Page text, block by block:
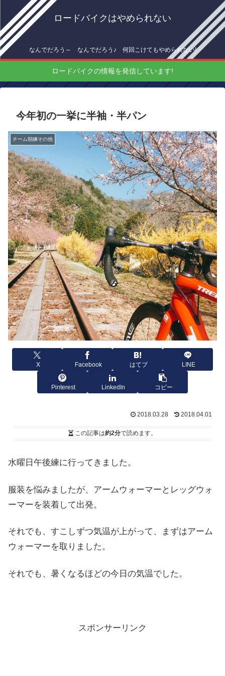
ロードバイクはやめられない
なんでだろう～ なんでだろう♪ 何回こけてもやめられない!
ロードバイクの情報を発信しています!
今年初の一挙に半袖・半パン
チーム朝練その他
X Facebook はてブ LINE
Pinterest LinkedIn コピー
2018.03.28 2018.04.01
この記事は約2分で読めます。
水曜日午後練に行ってきました。
服装を悩みましたが、アームウォーマーとレッグウォ
ーマーを装着して出発。
それでも、すこしずつ気温が上がって、まずはアーム
ウォーマーを取りました。
それでも、暑くなるほどの今日の気温でした。
スポンサーリンク